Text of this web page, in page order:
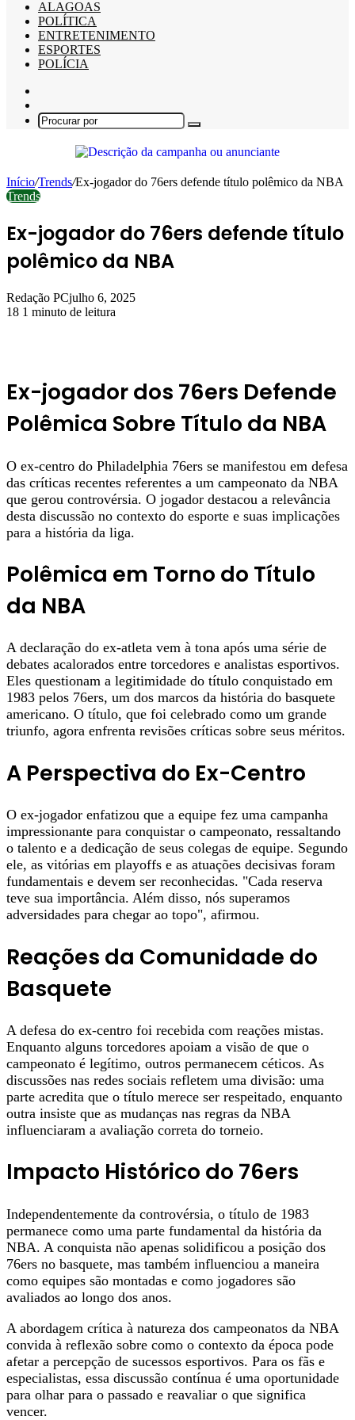
ALAGOAS
POLÍTICA
ENTRETENIMENTO
ESPORTES
POLÍCIA
skin
Procurar
Início/Trends/Ex-jogador do 76ers defende título polêmico da NBA
Trends
Ex-jogador do 76ers defende título
polêmico da NBA
Redação PCjulho 6, 2025
18 1 minuto de leitura
Ex-jogador dos 76ers Defende
Polêmica Sobre Título da NBA
O ex-centro do Philadelphia 76ers se manifestou em defesa
das críticas recentes referentes a um campeonato da NBA
que gerou controvérsia. O jogador destacou a relevância
desta discussão no contexto do esporte e suas implicações
para a história da liga.
Polêmica em Torno do Título
da NBA
A declaração do ex-atleta vem à tona após uma série de
debates acalorados entre torcedores e analistas esportivos.
Eles questionam a legitimidade do título conquistado em
1983 pelos 76ers, um dos marcos da história do basquete
americano. O título, que foi celebrado como um grande
triunfo, agora enfrenta revisões críticas sobre seus méritos.
A Perspectiva do Ex-Centro
O ex-jogador enfatizou que a equipe fez uma campanha
impressionante para conquistar o campeonato, ressaltando
o talento e a dedicação de seus colegas de equipe. Segundo
ele, as vitórias em playoffs e as atuações decisivas foram
fundamentais e devem ser reconhecidas. "Cada reserva
teve sua importância. Além disso, nós superamos
adversidades para chegar ao topo", afirmou.
Reações da Comunidade do
Basquete
A defesa do ex-centro foi recebida com reações mistas.
Enquanto alguns torcedores apoiam a visão de que o
campeonato é legítimo, outros permanecem céticos. As
discussões nas redes sociais refletem uma divisão: uma
parte acredita que o título merece ser respeitado, enquanto
outra insiste que as mudanças nas regras da NBA
influenciaram a avaliação correta do torneio.
Impacto Histórico do 76ers
Independentemente da controvérsia, o título de 1983
permanece como uma parte fundamental da história da
NBA. A conquista não apenas solidificou a posição dos
76ers no basquete, mas também influenciou a maneira
como equipes são montadas e como jogadores são
avaliados ao longo dos anos.
A abordagem crítica à natureza dos campeonatos da NBA
convida à reflexão sobre como o contexto da época pode
afetar a percepção de sucessos esportivos. Para os fãs e
especialistas, essa discussão contínua é uma oportunidade
para olhar para o passado e reavaliar o que significa
vencer.